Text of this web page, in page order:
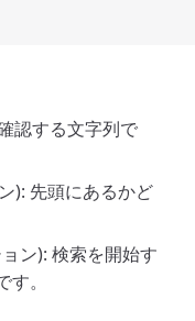
認する文字列で
): 先頭にあるかど
ン): 検索を開始す
す。